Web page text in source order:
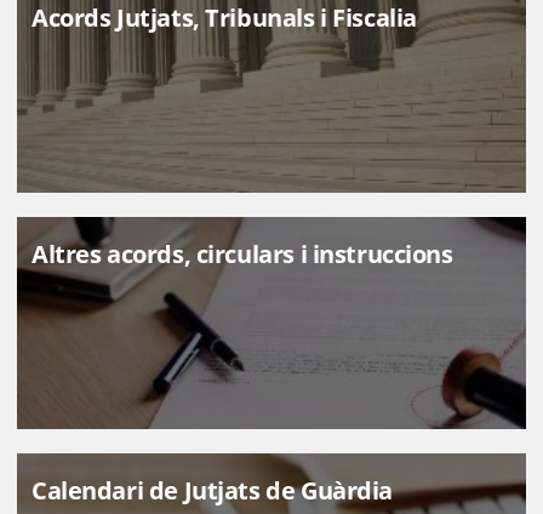
Acords Jutjats, Tribunals i Fiscalia
Altres acords, circulars i instruccions
Calendari de Jutjats de Guàrdia